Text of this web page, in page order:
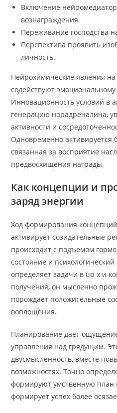
Включение
вознаграждения.
Переживание господства
Перспектива проявить
личность.
Нейрохимические явления
содействуют
Инновационность условий в
генерацию норадреналина,
активности и
Одновременно активируется
связанная за восприятие
предвосхищения награды.
Как концепции и
заряд энергии
Ход формирования
активирует созидательные
происходит с подъемом
состояние и
определяет задачи в up x и
получения, он мысленно
порождает положительные
воплощения.
Планирование дает
управления над грядущим.
двусмысленность, вместе
возможностях. Точно
формируют умственную план
формирует успех более